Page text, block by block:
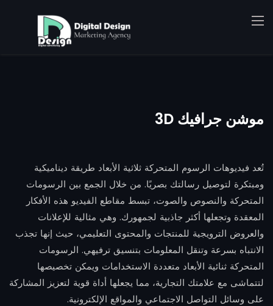
موشن جرافيك 3D
تُعد فيديوهات الرسوم المتحركة ثلاثية الأبعاد طريقة ديناميكية
ومبتكرة لتوصيل رسالتك بصريًا. من خلال الجمع بين الرسومات
المتحركة والنصوص والصوت، تبسط مقاطع الفيديو هذه الأفكار
المعقدة وتجعلها أكثر جاذبية لجمهورك. وهي مثالية للإعلانات
والعروض الترويجية للمنتجات والمحتوى التعليمي، حيث إنها تجذب
الانتباه بسرعة وتنقل المعلومات بتنسيق ترفيهي. الرسومات
المتحركة ثنائية الأبعاد متعددة الاستخدامات ويمكن تخصيصها
لتتماشى مع علامتك التجارية، مما يجعلها أداة قوية لتعزيز المشاركة
على وسائل التواصل الاجتماعي والمواقع الإلكترونية.